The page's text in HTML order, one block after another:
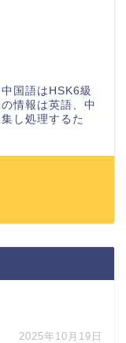
国語はHSK6級
情報は英語、中
し処理するた
2025年10月19日